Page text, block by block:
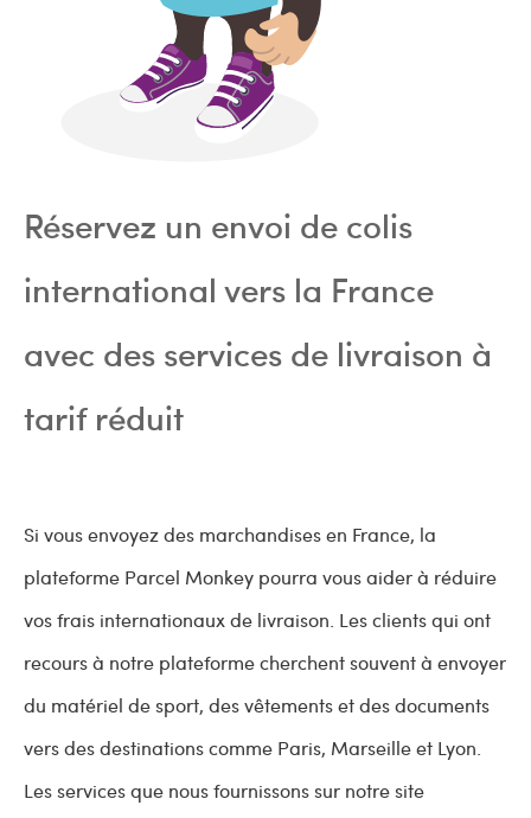
Réservez un envoi de colis
international vers la France
avec des services de livraison à
tarif réduit
Si vous envoyez des marchandises en France, la
plateforme Parcel Monkey pourra vous aider à réduire
vos frais internationaux de livraison. Les clients qui ont
recours à notre plateforme cherchent souvent à envoyer
du matériel de sport, des vêtements et des documents
vers des destinations comme Paris, Marseille et Lyon.
Les services que nous fournissons sur notre site